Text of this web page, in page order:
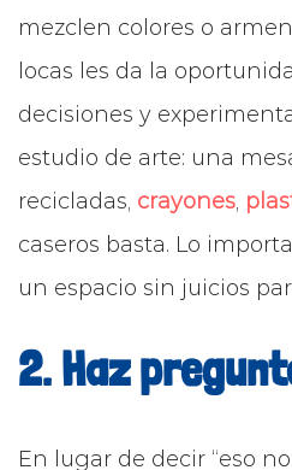
mezclen colores o
locas les da la
decisiones y
estudio de arte: una
recicladas, crayones,
caseros basta. Lo
un espacio sin juicios
2. Haz
En lugar de decir “eso